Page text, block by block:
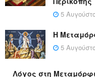
5
Η
5
Λόγος στη